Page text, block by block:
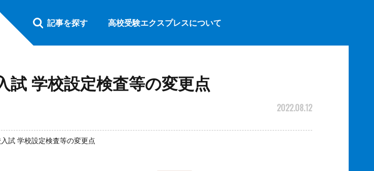
記事を探す 高校受験エクスプレスについて
試 学校設定検査等の変更点
2022.08.12
試 学校設定検査等の変更点